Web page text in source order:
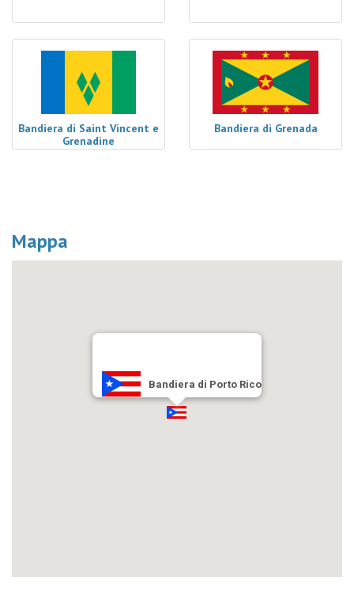
Bandiera di Saint Vincent e
Grenadine
Bandiera di Grenada
Mappa
Bandiera di Porto Rico